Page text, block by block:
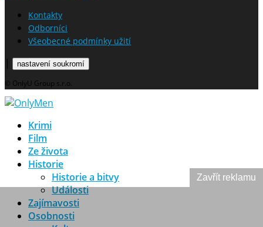
Kontakty
Odborníci
Všeobecné podmínky užití
| nastavení soukromí
© OnlyU Group s.r.o.
Krimi
Film
Ze života
Historie
Historie a bitvy
Události
Zajímavosti
Osobnosti
Zavřít reklamu